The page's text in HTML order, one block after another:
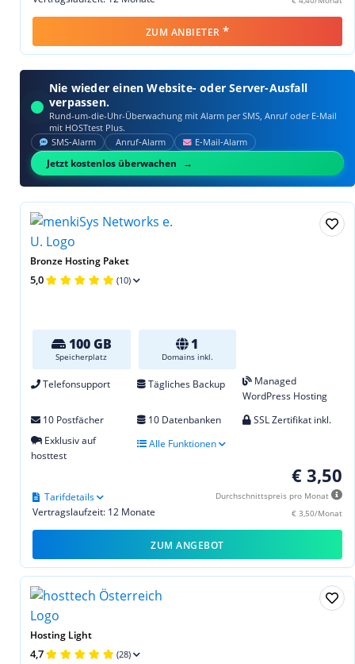
ZUM ANBIETER *
Nie wieder einen Website- oder Server-Ausfall
verpassen.
Rund-um-die-Uhr-Überwachung mit Alarm per SMS, Anruf oder E‑Mail
mit HOSTtest Plus.
SMS‑Alarm Anruf‑Alarm E‑Mail‑Alarm
Jetzt kostenlos überwachen
Bronze Hosting Paket
5,0 (10)
100 GB
Speicherplatz
1
Domains inkl.
Telefonsupport Tägliches Backup
Managed
WordPress Hosting
10 Postfächer
10 Datenbanken
SSL Zertifikat inkl.
Exklusiv auf
hosttest
Alle Funktionen
€ 3,50
Durchschnittspreis pro Monat
€ 3,50/Monat
Vertragslaufzeit: 12 Monate
Tarifdetails
ZUM ANGEBOT
Hosting Light
4,7 (28)